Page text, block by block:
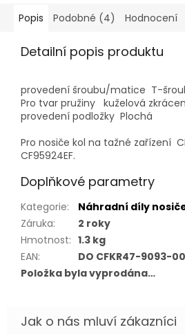
Popis Podobné (4) Hodnocení
Detailní popis produktu
provedení šroubu/matice T-
Pro tvar pružiny kuželová
provedení podložky Plochá
Pro nosiče kol na tažné zařízení
CF95924EF.
Doplňkové parametry
Kategorie:
Náhradní díly nosiče
Záruka:
2 roky
Hmotnost: 1.3 kg
EAN:
DO CFKR47-9093-
Položka byla vyprodána…